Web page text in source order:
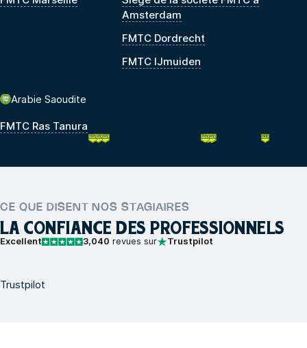
Amsterdam
FMTC Dordrecht
FMTC IJmuiden
Arabie Saoudite
FMTC Ras Tanura
CE QUE DISENT NOS STAGIAIRES
LA CONFIANCE DES PROFESSIONNELS
Excellent 3,040 revues sur Trustpilot
Trustpilot